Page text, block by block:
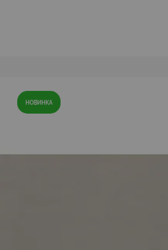
НОВИНКА